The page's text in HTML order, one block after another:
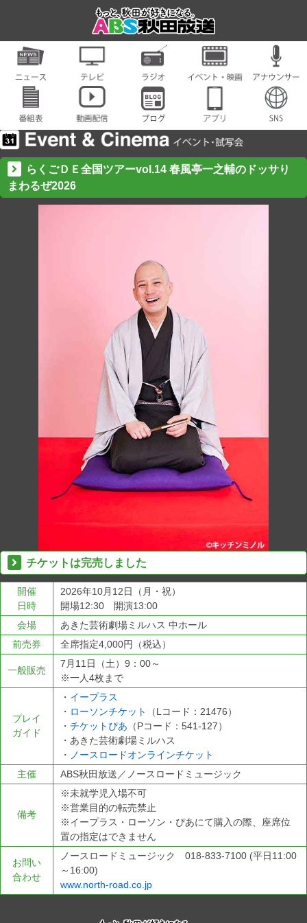
らくごＤＥ全国ツアーvol.14 春風亭一之輔のドッサり
まわるぜ2026
チケットは完売しました
開催
日時
2026年10月12日（月・祝）
開場12:30 開演13:00
会場
あきた芸術劇場ミルハス 中ホール
前売券
全席指定4,000円（税込）
一般販売
7月11日（土）9：00～
※一人4枚まで
プレイ
ガイド
・ イープラス
・ ローソンチケット
（Lコード：21476）
・ チケットぴあ （Pコード：541-127）
・あきた芸術劇場ミルハス
・ ノースロードオンラインチケット
主催
ABS秋田放送／ノースロードミュージック
備考
※未就学児入場不可
※営業目的の転売禁止
※イープラス・ローソン・ぴあにて購入の際、座席位
置の指定はできません
お問い
合わせ
ノースロードミュージック 018-833-7100 (平日11:00
～16:00)
www.north-road.co.jp